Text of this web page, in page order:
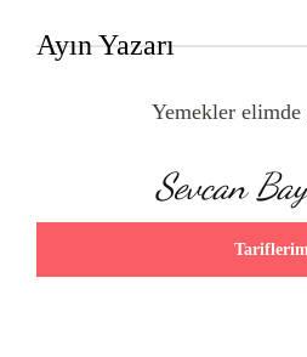
Ayın Yazarı
Yemekler
Sevcan
Tariflerim